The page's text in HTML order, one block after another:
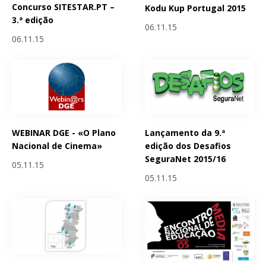
Concurso SITESTAR.PT –
3.ª edição
06.11.15
Kodu Kup Portugal 2015
06.11.15
WEBINAR DGE - «O Plano
Nacional de Cinema»
05.11.15
Lançamento da 9.ª
edição dos Desafios
SeguraNet 2015/16
05.11.15